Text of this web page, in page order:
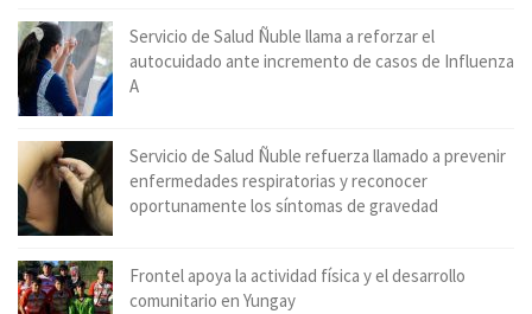
Servicio de Salud Ñuble llama a reforzar el
autocuidado ante incremento de casos de Influenza
A
Servicio de Salud Ñuble refuerza llamado a prevenir
enfermedades respiratorias y reconocer
oportunamente los síntomas de gravedad
Frontel apoya la actividad física y el desarrollo
comunitario en Yungay